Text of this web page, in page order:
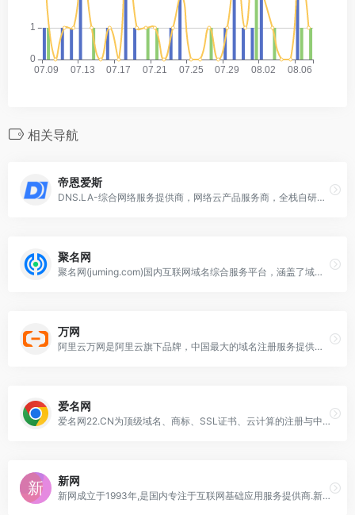
相关导航
帝恩爱斯
DNS.LA-综合网络服务提供商，网络云产品服务商，全栈自研智能dns云解析产品，完全自主知识产权，涵盖智能DNS解析、SSL证书、域名注册、DNS加速等产品服务，安全、高效、简单易用的网络服务与产品平台。
聚名网
聚名网(juming.com)国内互联网域名综合服务平台，涵盖了域名注册查询、到期域名抢注、域名买卖交易、域名续费管理等多项业务。聚名致力于打造最好的域名交易平台，聚名，让域名创造更多价值！
万网
阿里云万网是阿里云旗下品牌，中国最大的域名注册服务提供商，致力于成为全球域名服务引领者，提供域名、建站、备案等上云基础服务，让创业更简单！
爱名网
爱名网22.CN为顶级域名、商标、SSL证书、云计算的注册与中介交易服务提供商，提供域名注册、商标查询、https申请；商标域名中介交易与拍卖、云主机与SSL服务器证书申请的企业互联网+云计算服务门户。爱名网,22,22.cn
新网
新网成立于1993年,是国内专注于互联网基础应用服务提供商.新网提供云服务器,网站建设,域名注册,域名交易,域名购买续费,虚拟主机,企业邮箱等一系列信息化产品服务